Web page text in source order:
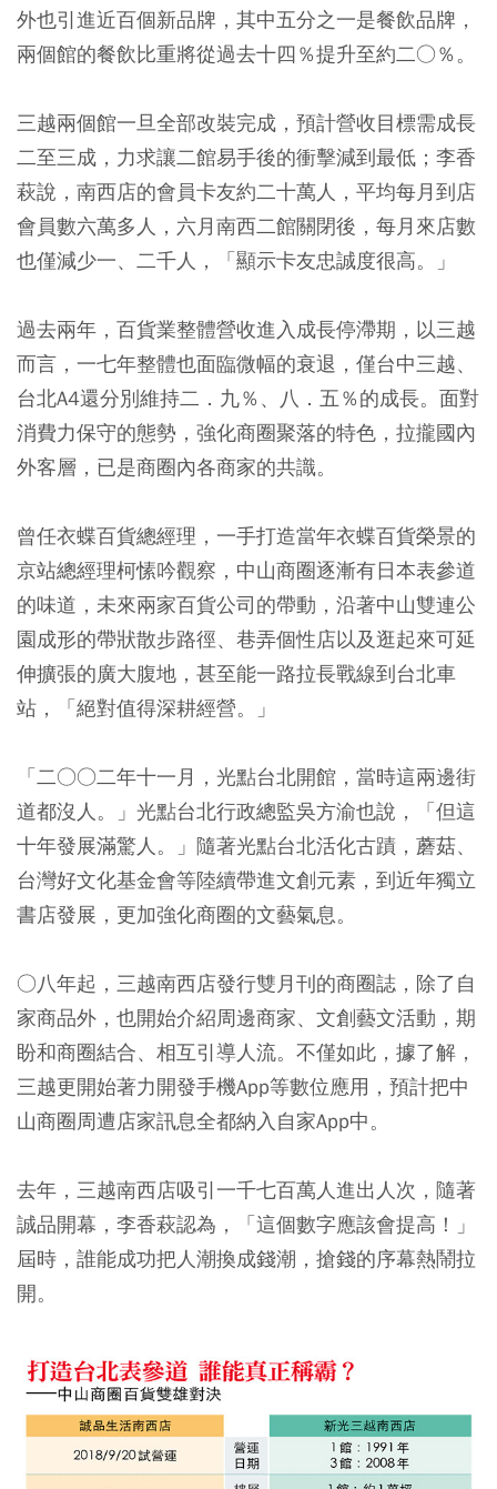
外也引進近百個新品牌，其中五分之一是餐飲品牌，
兩個館的餐飲比重將從過去十四％提升至約二○％。
三越兩個館一旦全部改裝完成，預計營收目標需成長
二至三成，力求讓二館易手後的衝擊減到最低；李香
萩說，南西店的會員卡友約二十萬人，平均每月到店
會員數六萬多人，六月南西二館關閉後，每月來店數
也僅減少一、二千人，「顯示卡友忠誠度很高。」
過去兩年，百貨業整體營收進入成長停滯期，以三越
而言，一七年整體也面臨微幅的衰退，僅台中三越、
台北A4還分別維持二．九％、八．五％的成長。面對
消費力保守的態勢，強化商圈聚落的特色，拉攏國內
外客層，已是商圈內各商家的共識。
曾任衣蝶百貨總經理，一手打造當年衣蝶百貨榮景的
京站總經理柯愫吟觀察，中山商圈逐漸有日本表參道
的味道，未來兩家百貨公司的帶動，沿著中山雙連公
園成形的帶狀散步路徑、巷弄個性店以及逛起來可延
伸擴張的廣大腹地，甚至能一路拉長戰線到台北車
站，「絕對值得深耕經營。」
「二○○二年十一月，光點台北開館，當時這兩邊街
道都沒人。」光點台北行政總監吳方渝也說，「但這
十年發展滿驚人。」隨著光點台北活化古蹟，蘑菇、
台灣好文化基金會等陸續帶進文創元素，到近年獨立
書店發展，更加強化商圈的文藝氣息。
○八年起，三越南西店發行雙月刊的商圈誌，除了自
家商品外，也開始介紹周邊商家、文創藝文活動，期
盼和商圈結合、相互引導人流。不僅如此，據了解，
三越更開始著力開發手機App等數位應用，預計把中
山商圈周遭店家訊息全都納入自家App中。
去年，三越南西店吸引一千七百萬人進出人次，隨著
誠品開幕，李香萩認為，「這個數字應該會提高！」
屆時，誰能成功把人潮換成錢潮，搶錢的序幕熱鬧拉
開。